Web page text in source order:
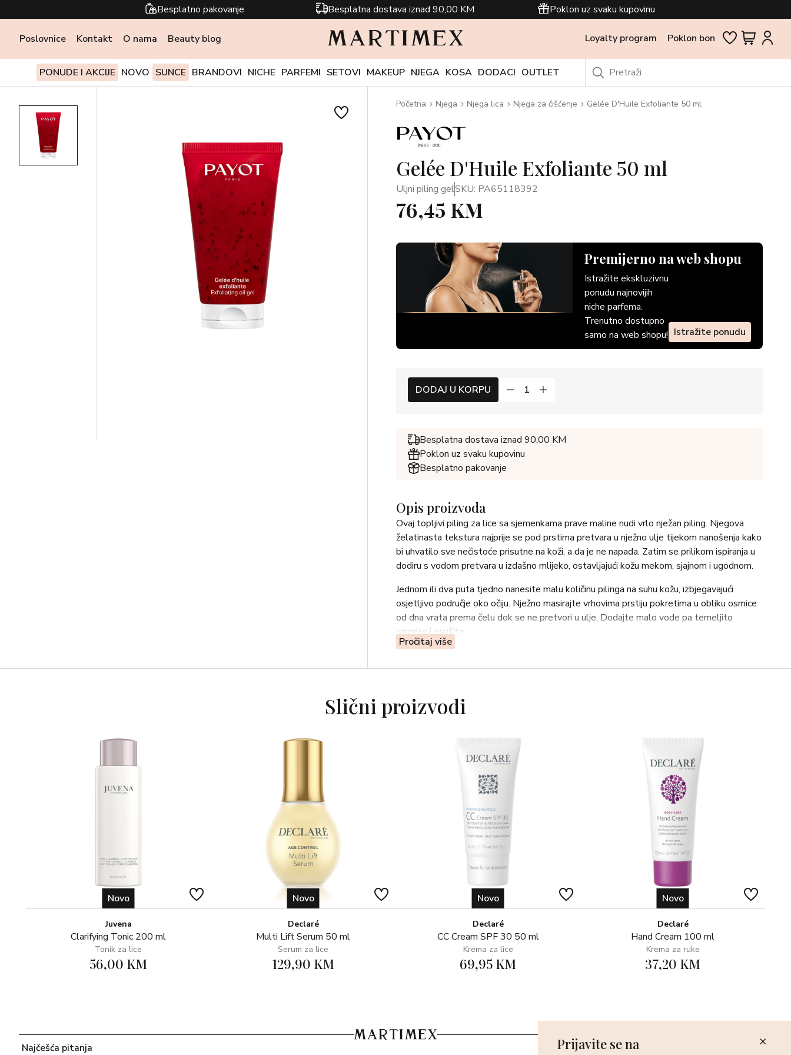
Besplatno pakovanje Besplatna dostava iznad 90,00 KM Poklon uz svaku kupovinu
Poslovnice Kontakt O nama Beauty blog Loyalty program Poklon bon
PONUDE I AKCIJE NOVO SUNCE BRANDOVI NICHE PARFEMI SETOVI MAKEUP NJEGA KOSA DODACI OUTLET
Početna Njega Njega lica Njega za čišćenje Gelée D'Huile Exfoliante 50 ml
Gelée D'Huile Exfoliante 50 ml
Uljni piling gelSKU: PA65118392
76,45 KM
Premijerno na web shopu
Istražite ekskluzivnu
ponudu najnovijih
niche parfema.
Trenutno dostupno
samo na web shopu! Istražite ponudu
DODAJ U KORPU
Besplatna dostava iznad 90,00 KM
Poklon uz svaku kupovinu
Besplatno pakovanje
Opis proizvoda
Ovaj topljivi piling za lice sa sjemenkama prave maline nudi vrlo nježan piling. Njegova
želatinasta tekstura najprije se pod prstima pretvara u nježno ulje tijekom nanošenja kako
bi uhvatilo sve nečistoće prisutne na koži, a da je ne napada. Zatim se prilikom ispiranja u
dodiru s vodom pretvara u izdašno mlijeko, ostavljajući kožu mekom, sjajnom i ugodnom.
Jednom ili dva puta tjedno nanesite malu količinu pilinga na suhu kožu, izbjegavajući
osjetljivo područje oko očiju. Nježno masirajte vrhovima prstiju pokretima u obliku osmice
od dna vrata prema čelu dok se ne pretvori u ulje. Dodajte malo vode pa temeljito
isperite i osušite.
Pročitaj više
Slični proizvodi
Novo
Juvena
Clarifying Tonic 200 ml
Tonik za lice
56,00 KM
Novo
Declaré
Multi Lift Serum 50 ml
Serum za lice
129,90 KM
Novo
Declaré
CC Cream SPF 30 50 ml
Krema za lice
69,95 KM
Novo
Declaré
Hand Cream 100 ml
Krema za ruke
37,20 KM
Najčešća pitanja Poslovnice
Prijavite se na